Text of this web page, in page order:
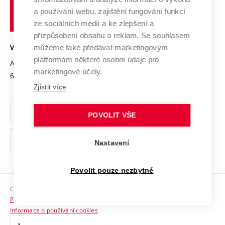
Transfer znalostí
Open Science
Projekty
Projekty ze strukturálních fondů
Specifický výzkum
Služby univerzity
Mezinárodní dohody
Univerzitní sítě
Podnikavá univerzita / ContriBUTe
Bezpečná univerzita
Vyznamenání
Organizační struktura
Ochrana osobních údajů
odkaz)
Sociální bezpečí
HR Award
učení
technické
VYSOKÉ UČENÍ TECHNICKÉ V BRNĚ
Antonínská 548/1
602 00 Brno
www.vut.cz
vut@vutbr.cz
Copyright © 2026 VUT
Prohlášení o přístupnosti
Informace o používání cookies
a používání webu, zajištění fungování funkcí
ze sociálních médií a ke zlepšení a
přizpůsobení obsahu a reklam. Se souhlasem
můžeme také předávat marketingovým
platformám některé osobní údaje pro
marketingové účely.
Zjistit více
POVOLIT VŠE
Nastavení
Povolit pouze nezbytné